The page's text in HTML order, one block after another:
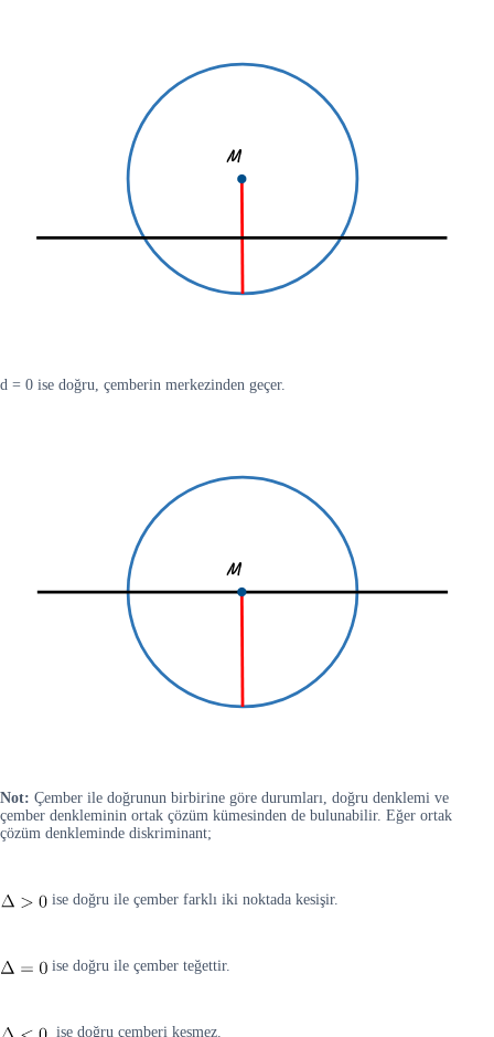
d = 0 ise doğru, çemberin merkezinden geçer.
Not: Çember ile doğrunun birbirine göre durumları, doğru denklemi ve
çember denkleminin ortak çözüm kümesinden de bulunabilir. Eğer ortak
çözüm denkleminde diskriminant;
ise doğru ile çember farklı iki noktada kesişir.
ise doğru ile çember teğettir.
ise doğru çemberi kesmez.